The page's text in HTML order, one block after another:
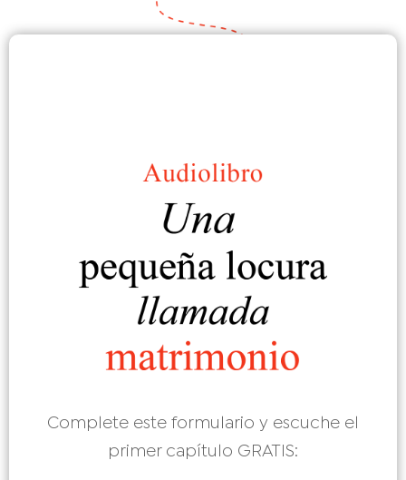
Complete este formulario y escuche el
primer capítulo GRATIS: